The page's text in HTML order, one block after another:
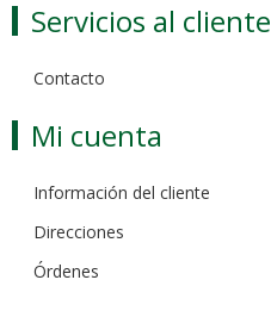
Servicios al cliente
Contacto
Mi cuenta
Información del cliente
Direcciones
Órdenes